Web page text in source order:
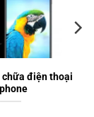
chữa điện thoại